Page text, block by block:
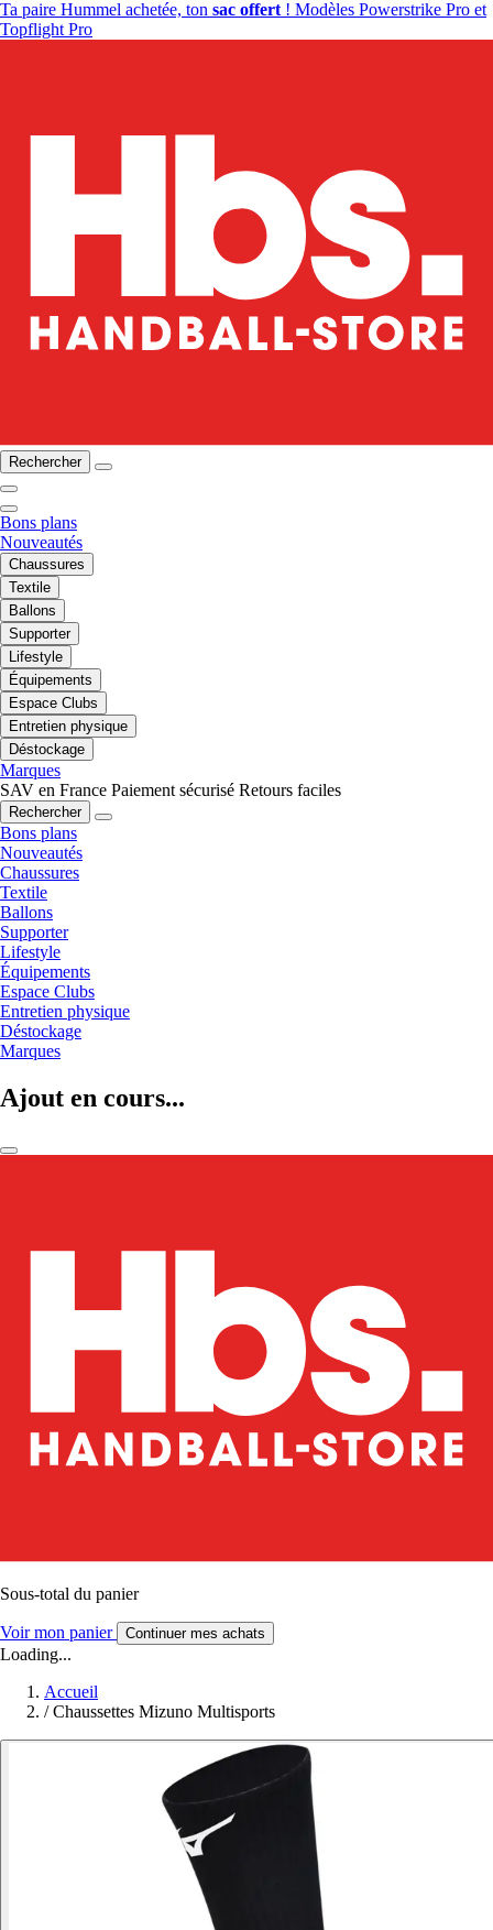
Ta paire Hummel achetée, ton sac offert ! Modèles Powerstrike Pro et
Topflight Pro
Rechercher
Bons plans
Nouveautés
Chaussures
Textile
Ballons
Supporter
Lifestyle
Équipements
Espace Clubs
Entretien physique
Déstockage
Marques
SAV en France Paiement sécurisé Retours faciles
Rechercher
Bons plans
Nouveautés
Chaussures
Textile
Ballons
Supporter
Lifestyle
Équipements
Espace Clubs
Entretien physique
Déstockage
Marques
Ajout en cours...
Sous-total du panier
Voir mon panier Continuer mes achats
Loading...
Accueil
/ Chaussettes Mizuno Multisports